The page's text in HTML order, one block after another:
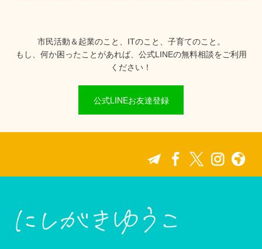
市民活動＆起業のこと、ITのこと、子育てのこと。
もし、何か困ったことがあれば、公式LINEの無料相談をご利用
ください！
公式LINEお友達登録